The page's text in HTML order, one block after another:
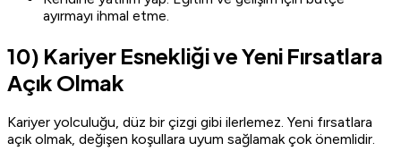
ayırmayı ihmal etme.
10) Kariyer Esnekliği ve Yeni Fırsatlara
Açık Olmak
Kariyer yolculuğu, düz bir çizgi gibi ilerlemez. Yeni fırsatlara
açık olmak, değişen koşullara uyum sağlamak çok önemlidir.